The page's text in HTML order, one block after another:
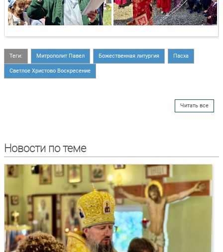
Теги: Митрополит Павел Божественная литургия Пасха
Светлое Христово Воскресение
Читать все
Новости по теме